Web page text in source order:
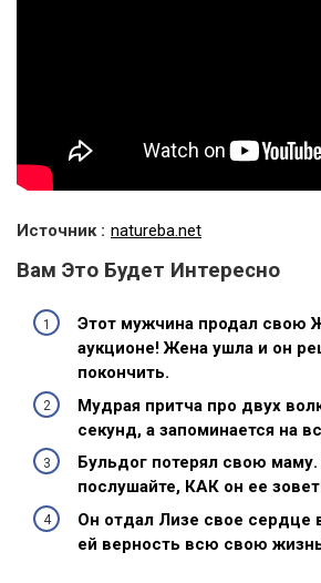
Источник : natureba.net
Вам Это Будет Интересно
Этот мужчина продал свою
аукционе! Жена ушла и он
покончить.
Мудрая притча про двух
секунд, а запоминается на
Бульдог потерял свою маму.
послушайте, КАК он ее
Он отдал Лизе свое сердце
ей верность всю свою